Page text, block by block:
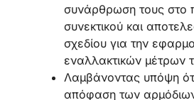
συνάρθρωση τους στο
συνεκτικού και
σχεδίου για την
εναλλακτικών μέτρων
Λαμβάνοντας υπόψη
απόφαση των